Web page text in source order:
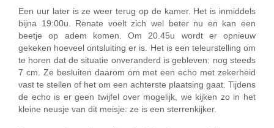
Een uur later is ze weer terug op de kamer. Het is inmiddels
bijna 19:00u. Renate voelt zich wel beter nu en kan een
beetje op adem komen. Om 20.45u wordt er opnieuw
gekeken hoeveel ontsluiting er is. Het is een teleurstelling om
te horen dat de situatie onveranderd is gebleven: nog steeds
7 cm. Ze besluiten daarom om met een echo met zekerheid
vast te stellen of het om een achterste plaatsing gaat. Tijdens
de echo is er geen twijfel over mogelijk, we kijken zo in het
kleine neusje van dit meisje: ze is een sterrenkijker.